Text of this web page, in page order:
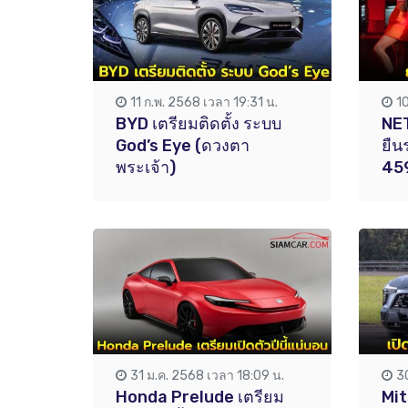
11 ก.พ. 2568 เวลา 19:31 น.
BYD เตรียมติดตั้ง ระบบ
God’s Eye (ดวงตา
พระเจ้า)
ยืน
31 ม.ค. 2568 เวลา 18:09 น.
Honda Prelude เตรียม